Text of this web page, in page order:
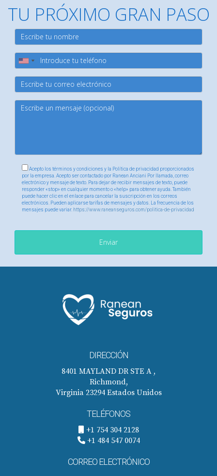
condiciones preexistentes; asegúrate de leer los términos
específicos antes de contratar. Recuerda siempre
investigar bien antes de tomar decisiones sobre seguros
médicos para viajes y consulta con expertos si tienes
dudas específicas sobre tus necesidades individuales.
¡Feliz planificación!
TU PRÓXIMO GRAN PASO
Acepto los términos y condiciones y la Política de privacidad proporcionados
por la empresa. Acepto ser contactado por Ranean Anciani Por llamada, correo
electrónico y mensaje de texto. Para dejar de recibir mensajes de texto, puede
responder «stop» en cualquier momento o «help» para obtener ayuda. También
puede hacer clic en el enlace para cancelar la suscripción en los correos
electrónicos. Pueden aplicarse tarifas de mensajes y datos. La frecuencia de los
mensajes puede variar. https://www.raneanseguros.com/politica-de-privacidad
Enviar
DIRECCIÓN
8401 MAYLAND DR STE A ,
Richmond,
Virginia 23294 Estados Unidos
TELÉFONOS
+1 754 304 2128
+1 484 547 0074
CORREO ELECTRÓNICO